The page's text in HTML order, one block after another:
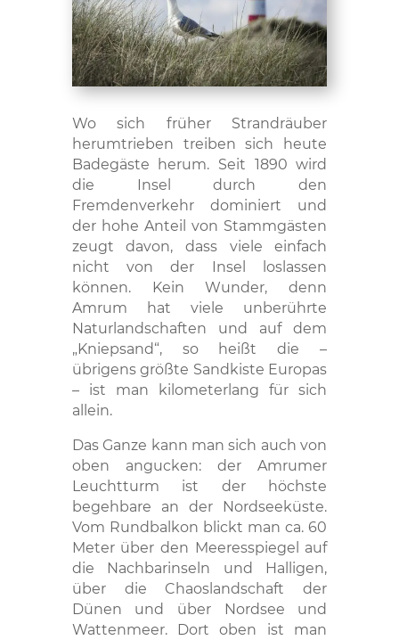
Wo sich früher Strandräuber
herumtrieben treiben sich heute
Badegäste herum. Seit 1890 wird
die Insel durch den
Fremdenverkehr dominiert und
der hohe Anteil von Stammgästen
zeugt davon, dass viele einfach
nicht von der Insel loslassen
können. Kein Wunder, denn
Amrum hat viele unberührte
Naturlandschaften und auf dem
„Kniepsand“, so heißt die –
übrigens größte Sandkiste Europas
– ist man kilometerlang für sich
allein.
Das Ganze kann man sich auch von
oben angucken: der Amrumer
Leuchtturm ist der höchste
begehbare an der Nordseeküste.
Vom Rundbalkon blickt man ca. 60
Meter über den Meeresspiegel auf
die Nachbarinseln und Halligen,
über die Chaoslandschaft der
Dünen und über Nordsee und
Wattenmeer. Dort oben ist man